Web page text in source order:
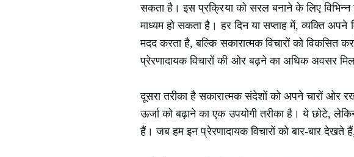
सकता है। इस प्रक्रिया को सरल बनाने के लिए
माध्यम हो सकता है। हर दिन या सप्ताह में, व्यक्ति
मदद करता है, बल्कि सकारात्मक विचारों को
प्रेरणादायक विचारों की ओर बढ़ने का अधिक अवसर
दूसरा तरीका है सकारात्मक संदेशों को अपने चारों ओर
ऊर्जा को बढ़ाने का एक उपयोगी तरीका है। ये छोटे,
हैं। जब हम इन प्रेरणादायक विचारों को बार-बार देखते